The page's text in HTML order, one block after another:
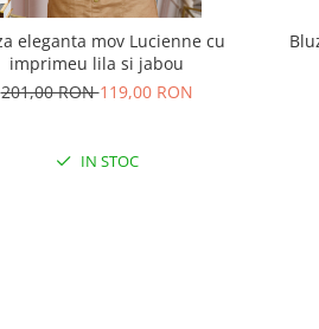
eleganta mov Lucienne cu
imprimeu lila si jabou
201,00 RON119,00 RON
IN STOC